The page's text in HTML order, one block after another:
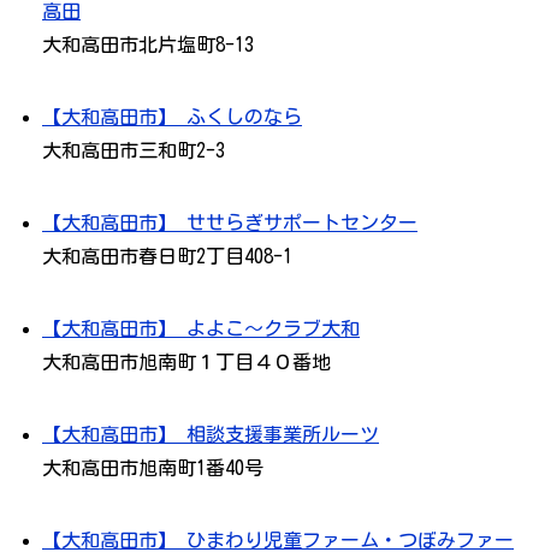
高田
大和高田市北片塩町8-13
【大和高田市】 ふくしのなら
大和高田市三和町2-3
【大和高田市】 せせらぎサポートセンター
大和高田市春日町2丁目408-1
【大和高田市】 よよこ～クラブ大和
大和高田市旭南町１丁目４０番地
【大和高田市】 相談支援事業所ルーツ
大和高田市旭南町1番40号
【大和高田市】 ひまわり児童ファーム・つぼみファー